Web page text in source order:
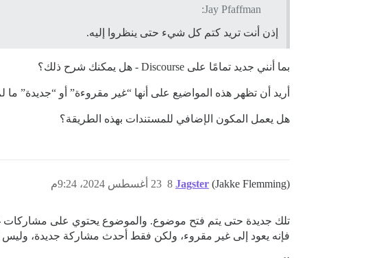
Jay Pfaffman:
إذن أنت تريد كتم كل شيء حتى ينظروا إليه.
بما أنني جديد تمامًا على Discourse - هل يمكنك شرح ذلك؟
أريد أن تظهر هذه المواضيع على أنها “غير مقروءة” أو “جديدة” ما
هل يعمل المكون الإضافي للمستندات بهذه الطريقة؟
Jagster (Jakke Flemming) 23 أغسطس 2024، 9:24م 8
تلك جديدة حتى يتم فتح موضوع. والموضوع يحتوي على
فإنه يعود إلى غير مقروء، ولكن فقط أحدث مشاركة جديدة،